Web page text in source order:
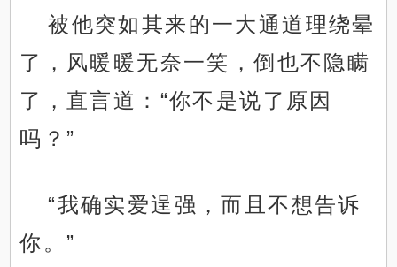
被他突如其来的一大通道理绕晕
了，风暖暖无奈一笑，倒也不隐瞒
了，直言道：“你不是说了原因
吗？”
“我确实爱逞强，而且不想告诉
你。”